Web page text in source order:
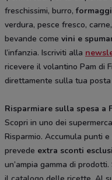
freschissimi, burro,
verdura, pesce fresco,
bevande come vini e
l’infanzia. Iscriviti alla
ricevere il volantino Pam di
direttamente sulla tua
Risparmiare sulla spesa a
Scopri in uno dei
Risparmio. Accumula punti
prevede extra sconti
un’ampia gamma di